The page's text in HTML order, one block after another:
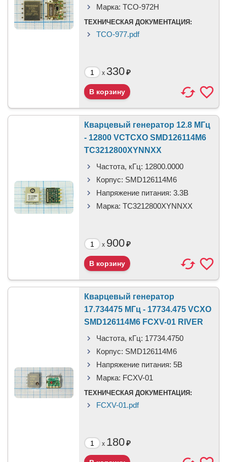
Марка: TCO-972H
ТЕХНИЧЕСКАЯ ДОКУМЕНТАЦИЯ:
TCO-977.pdf
x 330₽
Кварцевый генератор 12.8 МГц
- 12800 VCTCXO SMD126114M6
TC3212800XYNNXX
Частота, кГц: 12800.0000
Корпус: SMD126114M6
Напряжение питания: 3.3В
Марка: TC3212800XYNNXX
x 900₽
Кварцевый генератор
17.734475 МГц - 17734.475 VCXO
SMD126114M6 FCXV-01 RIVER
Частота, кГц: 17734.4750
Корпус: SMD126114M6
Напряжение питания: 5В
Марка: FCXV-01
ТЕХНИЧЕСКАЯ ДОКУМЕНТАЦИЯ:
FCXV-01.pdf
x 180₽